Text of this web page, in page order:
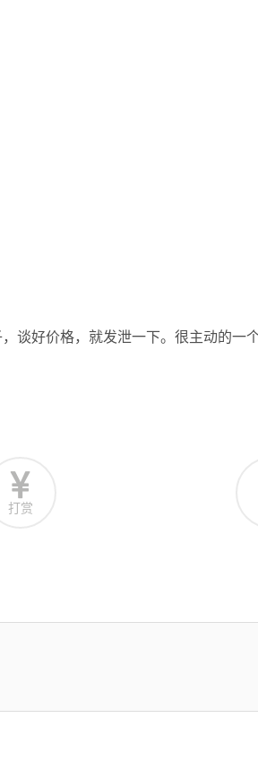
谈好价格，就发泄一下。很主动的一
打赏